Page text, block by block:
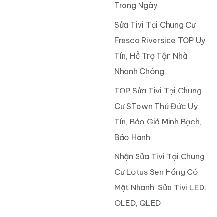
Trong Ngày
Sửa Tivi Tại Chung Cư
Fresca Riverside TOP Uy
Tín, Hỗ Trợ Tận Nhà
Nhanh Chóng
TOP Sửa Tivi Tại Chung
Cư STown Thủ Đức Uy
Tín, Báo Giá Minh Bạch,
Bảo Hành
Nhận Sửa Tivi Tại Chung
Cư Lotus Sen Hồng Có
Mặt Nhanh, Sửa Tivi LED,
OLED, QLED